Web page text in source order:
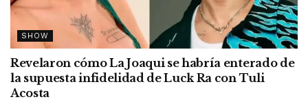
SHOW
Revelaron cómo La Joaqui se habría enterado de
la supuesta infidelidad de Luck Ra con Tuli
Acosta